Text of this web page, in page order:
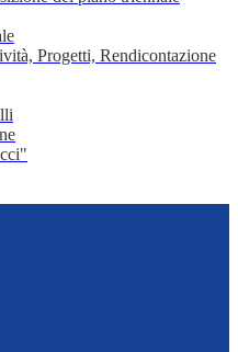
Progetti, Rendicontazione